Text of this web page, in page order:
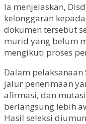
Ia menjelaskan,
kelonggaran
dokumen tersebut
murid yang belum
mengikuti proses
Dalam pelaksanaan
jalur penerimaan
afirmasi, dan
berlangsung lebih
Hasil seleksi